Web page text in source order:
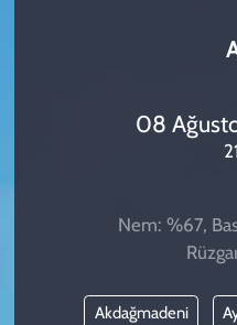
08
Nem: %67,
Akdağmadeni